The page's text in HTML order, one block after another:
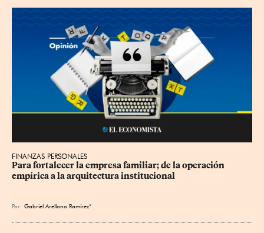
FINANZAS PERSONALES
Para fortalecer la empresa familiar; de la operación
empírica a la arquitectura institucional
Por Gabriel Arellano Ramírez*